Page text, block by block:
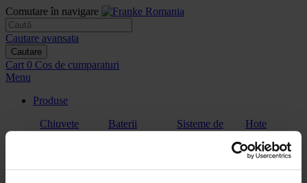
Comutare în navigare
Cautare avansata
Cautare
Cart 0 Cos de cumparaturi
Menu
Produse
Chiuvete
Baterii
Sisteme de
Hote